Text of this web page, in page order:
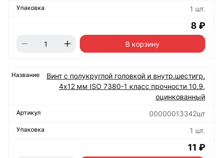
1 шт.
8 ₽
В корзину
Винт с полукруглой головкой и внутр.шестигр.
4х12 мм ISO 7380-1 класс прочности 10.9,
оцинкованный
00000013342шт
1 шт.
11 ₽